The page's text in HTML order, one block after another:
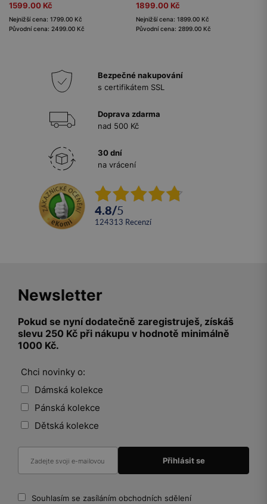
1599.00 Kč
Nejnižší cena: 1799.00 Kč
Původní cena: 2499.00 Kč
1899.00 Kč
Nejnižší cena: 1899.00 Kč
Původní cena: 2899.00 Kč
Bezpečné nakupování
s certifikátem SSL
Doprava zdarma
nad 500 Kč
30 dní
na vrácení
4.8/5
124313 recenzí
Newsletter
Pokud se nyní dodatečně zaregistruješ, získáš
slevu 250 Kč při nákupu v hodnotě minimálně
1000 Kč.
Chci novinky o:
Dámská kolekce
Pánská kolekce
Dětská kolekce
Souhlasím se zasíláním obchodních sdělení